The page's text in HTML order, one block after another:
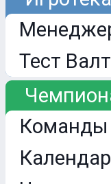
Тест
Команды